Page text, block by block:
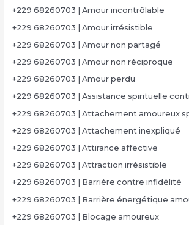
+229 68260703 | Amour incontrôlable
+229 68260703 | Amour irrésistible
+229 68260703 | Amour non partagé
+229 68260703 | Amour non réciproque
+229 68260703 | Amour perdu
+229 68260703 | Assistance spirituelle
+229 68260703 | Attachement amoureux
+229 68260703 | Attachement inexpliqué
+229 68260703 | Attirance affective
+229 68260703 | Attraction irrésistible
+229 68260703 | Barrière contre infidélité
+229 68260703 | Barrière énergétique
+229 68260703 | Blocage amoureux